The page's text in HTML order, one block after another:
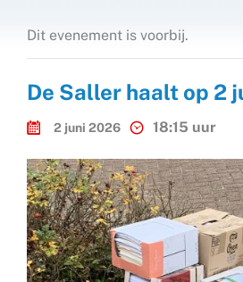
Dit evenement is voorbij.
De Saller haalt op 2
2 juni 2026 18:15 uur